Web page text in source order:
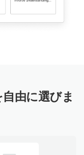
由に選びま